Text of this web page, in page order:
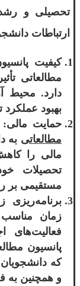
تحصیلی و
ارتباطات
کیفیت
مطالعاتی
دارد. محیط
بهبود
حمایت
مطالعاتی به
مالی را
تحصیلات
مستقیمی بر
برنامه‌ریزی
زمان مناسب
فعالیت‌های
پانسیون
که
و همچنین به